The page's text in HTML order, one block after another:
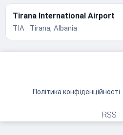
Tirana International Airport
TIA · Tirana, Albania
Політика конфіденційності
RSS